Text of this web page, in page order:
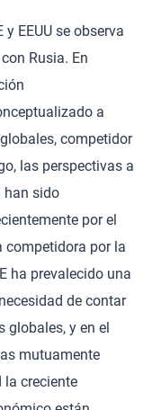
EEUU se observa
Rusia. En
a
competidor
las perspectivas a
han sido
por el
competidora por la
ha prevalecido una
de contar
globales, y en el
mutuamente
la creciente